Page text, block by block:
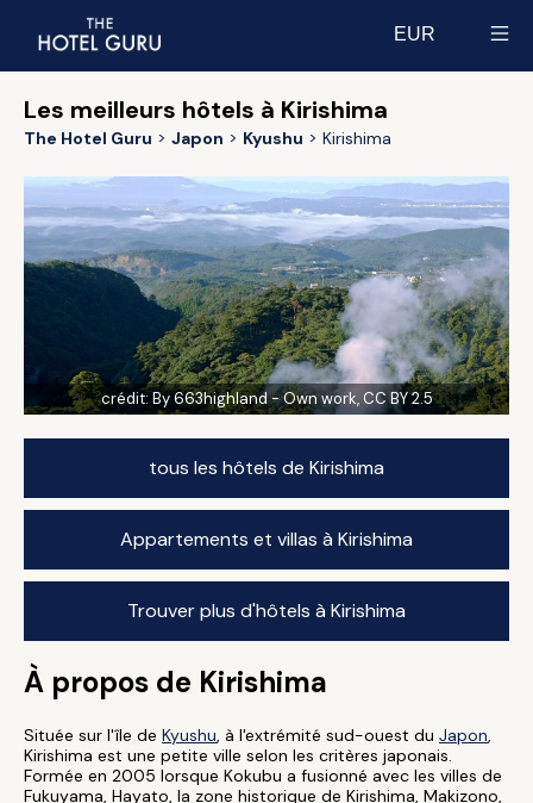
EUR
Les meilleurs hôtels à Kirishima
The Hotel Guru Japon Kyushu Kirishima
crédit:By 663highland - Own work, CC BY 2.5
tous les hôtels de Kirishima
Appartements et villas à Kirishima
Trouver plus d'hôtels à Kirishima
À propos de Kirishima
Située sur l'île de Kyushu, à l'extrémité sud-ouest du Japon,
Kirishima est une petite ville selon les critères japonais.
Formée en 2005 lorsque Kokubu a fusionné avec les villes de
Fukuyama, Hayato, la zone historique de Kirishima, Makizono,